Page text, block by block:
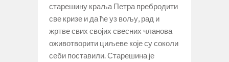
старешину краља Петра пребродити
све кризе и да ће уз вољу, рад и
жртве свих својих свесних чланова
оживотворити циљеве које су соколи
себи поставили. Старешина је